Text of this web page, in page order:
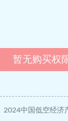
暂无购买权
2024中国低空经济